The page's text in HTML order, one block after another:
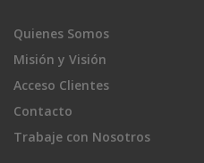
Quienes Somos
Misión y Visión
Acceso Clientes
Contacto
Trabaje con Nosotros